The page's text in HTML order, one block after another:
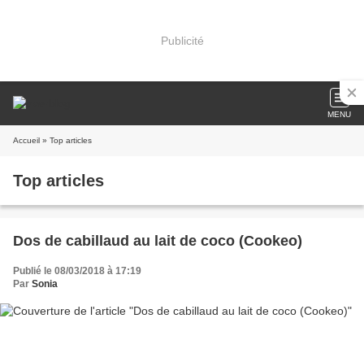
Publicité
MENU
Accueil » Top articles
Top articles
Dos de cabillaud au lait de coco (Cookeo)
Publié le 08/03/2018 à 17:19
Par Sonia